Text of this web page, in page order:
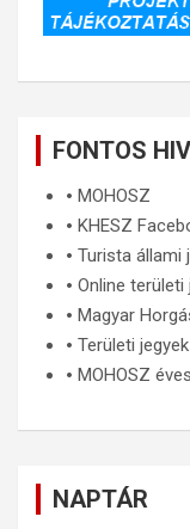
FONTOS
🞄 MOHOSZ
🞄 KHESZ
🞄 Turista állami
🞄 Online területi
🞄 Magyar
🞄 Területi
🞄 MOHOSZ
NAPTÁR